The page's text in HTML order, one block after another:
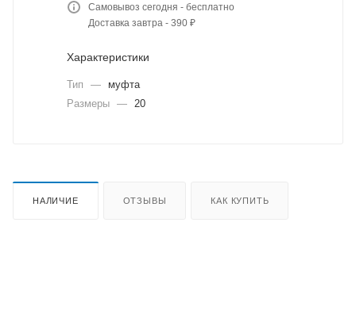
Самовывоз сегодня - бесплатно
Доставка завтра - 390 ₽
Характеристики
Тип —
муфта
Размеры — 20
НАЛИЧИЕ ОТЗЫВЫ КАК КУПИТЬ